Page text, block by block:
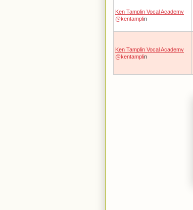
Ken Tamplin Vocal Academy
@kentamplin
Ken Tamplin Vocal Academy
@kentamplin